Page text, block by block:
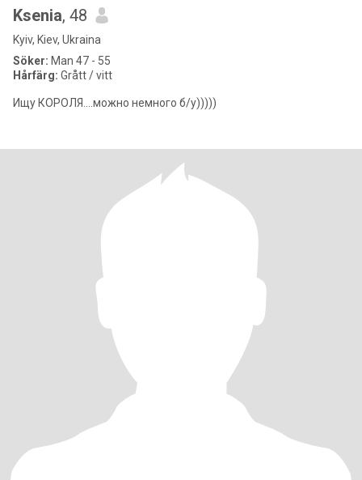
Ksenia, 48
Kyiv, Kiev, Ukraina
Söker: Man 47 - 55
Hårfärg: Grått / vitt
Ищу КОРОЛЯ....можно немного б/у)))))